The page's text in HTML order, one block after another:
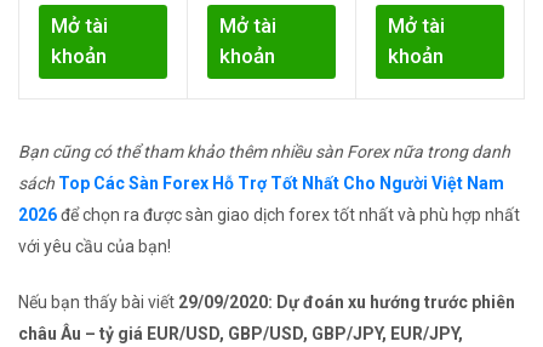
Mở tài
khoản
Mở tài
khoản
Mở tài
khoản
Bạn cũng có thể tham khảo thêm nhiều sàn Forex nữa trong danh
sách Top Các Sàn Forex Hỗ Trợ Tốt Nhất Cho Người Việt Nam
2026để chọn ra được sàn giao dịch forex tốt nhất và phù hợp nhất
với yêu cầu của bạn!
Nếu bạn thấy bài viết 29/09/2020: Dự đoán xu hướng trước phiên
châu Âu – tỷ giá EUR/USD, GBP/USD, GBP/JPY, EUR/JPY,